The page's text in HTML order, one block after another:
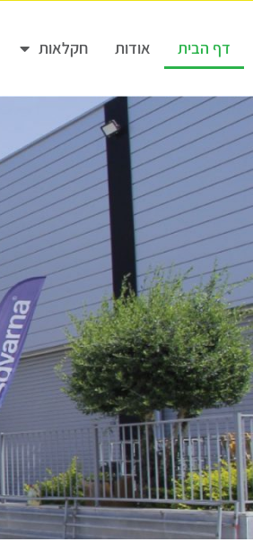
דף הבית אודות חקלאות